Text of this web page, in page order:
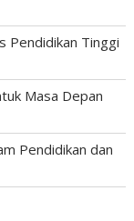
Pendidikan Tinggi
Masa Depan
Pendidikan dan